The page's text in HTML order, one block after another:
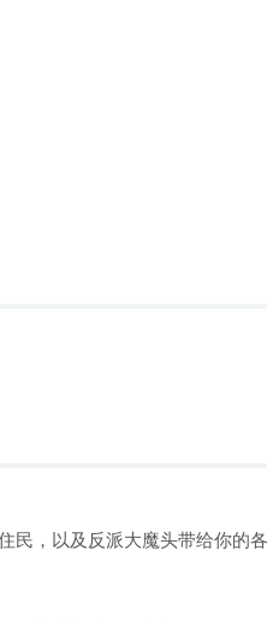
民，以及反派大魔头带给你的